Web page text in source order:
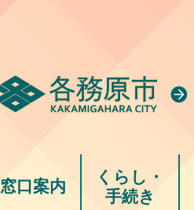
窓口案内
くらし・
手続き